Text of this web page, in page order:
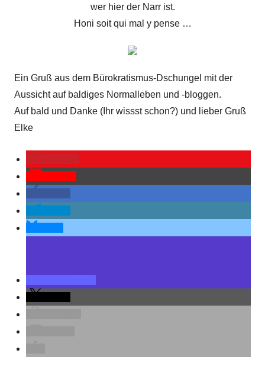
l
k
wer hier der Narr ist.
Honi soit qui mal y pense …
Ein Gruß aus dem Bürokratismus-Dschungel mit der
Aussicht auf baldiges Normalleben und -bloggen.
Auf bald und Danke (Ihr wissst schon?) und lieber Gruß
Elke